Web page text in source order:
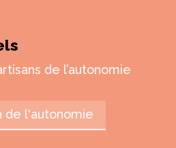
de l’autonomie
de l'autonomie